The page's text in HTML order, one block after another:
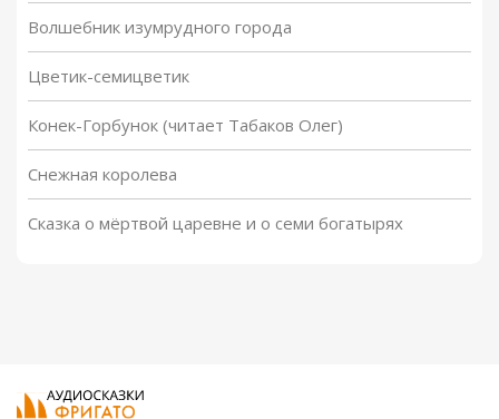
Волшебник изумрудного города
Цветик-семицветик
Конек-Горбунок (читает Табаков Олег)
Снежная королева
Сказка о мёртвой царевне и о семи богатырях